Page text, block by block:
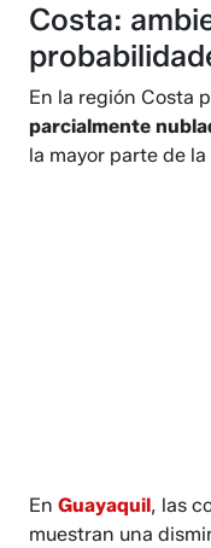
Costa:
En la región Costa
parcialmente
la mayor parte de
EnGuayaquil, las
muestran una